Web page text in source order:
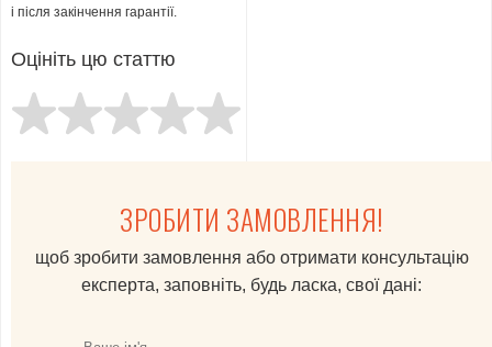
і після закінчення гарантії.
Оцініть цю статтю
ЗРОБИТИ ЗАМОВЛЕННЯ!
щоб зробити замовлення або отримати консультацію
експерта, заповніть, будь ласка, свої дані: